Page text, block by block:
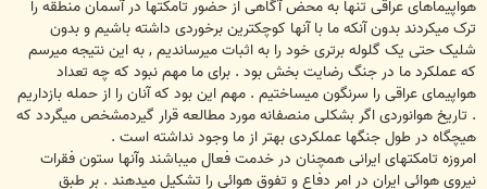
هواپيماهای عراقی تنها به محض آگاهی از حضور تامکتها در آسمان منطقه را
ترک ميکردند بدون آنکه ما با آنها کوچکترين برخوردی داشته باشيم و بدون
شليک حتی يک گلوله برتری خود را به اثبات ميرسانديم , به اين نتيجه ميرسم
که عملکرد ما در جنگ رضايت بخش بود . برای ما مهم نبود که چه تعداد
هواپيمای عراقی را سرنگون ميساختيم . مهم اين بود که آنان را از حمله بازداريم
. تاريخ هوانوردی اگر بشکلی منصفانه مورد مطالعه قرار گيردمشخص ميگردد که
هيچگاه در طول جنگها عملکردی بهتر از ما وجود نداشته است .
امروزه تامکتهای ايرانی همچنان در خدمت فعال ميباشند وآنها ستون فقرات
نيروی هوائی ايران در امر دفاع و تفوق هوائی را تشکيل ميدهند . بر طبق